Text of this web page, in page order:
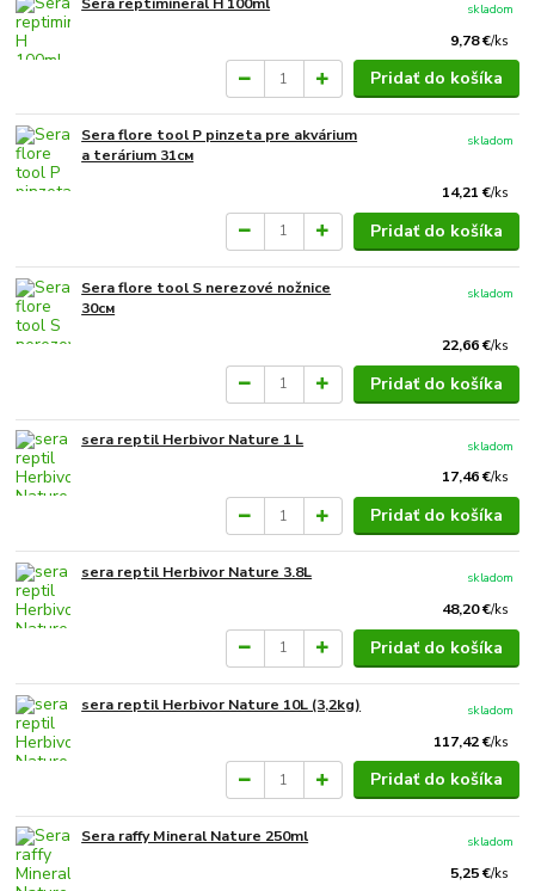
9,78 €/ks
skladom
Pridať do košíka
Sera flore tool P pinzeta pre akvárium
a terárium 31см
14,21 €/ks
skladom
Pridať do košíka
Sera flore tool S nerezové nožnice
30см
22,66 €/ks
skladom
Pridať do košíka
sera reptil Herbivor Nature 1 L
17,46 €/ks
skladom
Pridať do košíka
sera reptil Herbivor Nature 3.8L
48,20 €/ks
skladom
Pridať do košíka
sera reptil Herbivor Nature 10L (3,2kg)
117,42 €/ks
skladom
Pridať do košíka
Sera raffy Mineral Nature 250ml
5,25 €/ks
skladom